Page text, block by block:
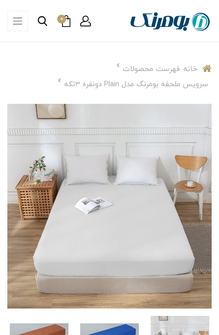
0
خانه فهرست محصولات
سرویس ملحفه بومرنگ مدل Plain دونفره 3تکه